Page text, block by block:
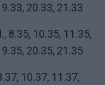
20.33, 21.33
8.35, 10.35, 11.35,
20.35, 21.35
10.37, 11.37,